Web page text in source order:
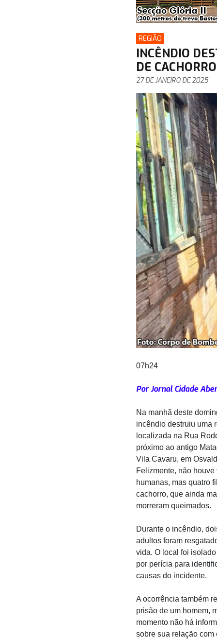
REGIÃO
INCÊNDIO
DE
27 DE JANEIRO DE 2025
07h24
Por Jornal Cidade
Na manhã deste
incêndio destruiu uma
localizada na Rua
próximo ao antigo
Vila Cavaru, em
Felizmente, não houve
humanas, mas quatro
cachorro, que ainda
morreram queimados.
Durante o incêndio,
adultos foram
vida. O local foi
por perícia para
causas do incidente.
A ocorrência também
prisão de um homem,
momento não há
sobre sua relação com